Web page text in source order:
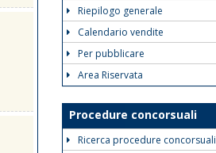
Riepilogo generale
Calendario vendite
Per pubblicare
Area Riservata
Procedure concorsuali
Ricerca procedure concorsuali